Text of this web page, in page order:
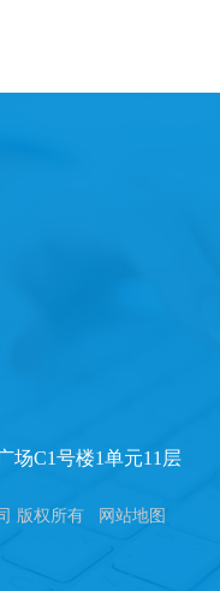
场C1号楼1单元11层
版权所有 网站地图